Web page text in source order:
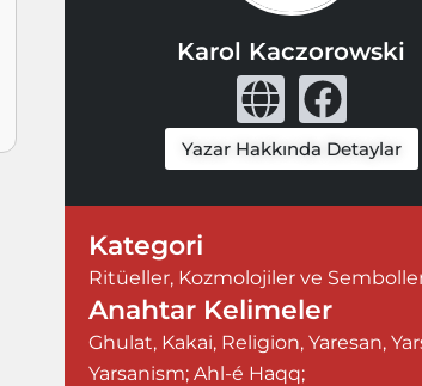
Karol Kaczorowski
G
l
o
b
F
a
c
e
o
o
k
Yazar Hakkında Detaylar
Kategori
Ritüeller, Kozmolojiler ve
Anahtar Kelimeler
Ghulat, Kakai, Religion, Yaresan,
Yarsanism; Ahl-é Haqq;